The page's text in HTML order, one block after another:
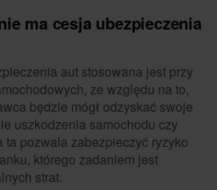
ma cesja ubezpieczenia
aut stosowana jest przy
ze względu na to,
będzie mógł odzyskać swoje
uszkodzenia samochodu czy
ta pozwala zabezpieczyć ryzyko
którego zadaniem jest
strat.